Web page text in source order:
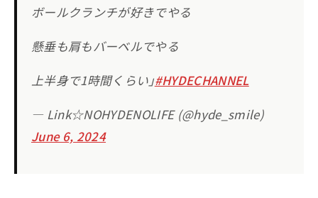
ボールクランチが好きでやる
懸垂も肩もバーベルでやる
上半身で1時間くらい｣#HYDECHANNEL
— Link☆NOHYDENOLIFE (@hyde_smile)
June 6, 2024